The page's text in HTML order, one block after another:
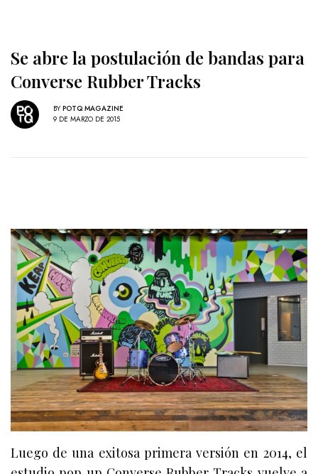
Se abre la postulación de bandas para
Converse Rubber Tracks
BY POTQ MAGAZINE
9 DE MARZO DE 2015
Luego de una exitosa primera versión en 2014, el